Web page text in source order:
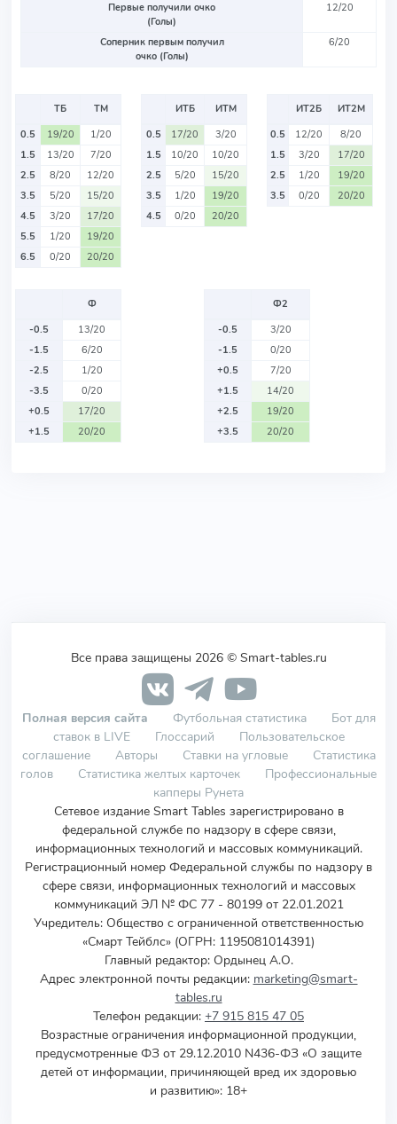
Первые получили очко
(Голы)
12/20
Соперник первым получил
очко (Голы)
6/20
ТБ
ТМ
0.5
19/20
1/20
1.5
13/20
7/20
2.5
8/20
12/20
3.5
5/20
15/20
4.5
3/20
17/20
5.5
1/20
19/20
6.5
0/20 20/20
ИТБ
ИТМ
0.5
17/20
3/20
1.5
10/20
10/20
2.5
5/20
15/20
3.5
1/20
19/20
4.5
0/20 20/20
ИТ2Б
ИТ2М
0.5
12/20
8/20
1.5
3/20
17/20
2.5
1/20
19/20
3.5
0/20 20/20
Ф
-0.5
13/20
-1.5
6/20
-2.5
1/20
-3.5
0/20
+0.5
17/20
+1.5
20/20
Ф2
-0.5
3/20
-1.5
0/20
+0.5
7/20
+1.5
14/20
+2.5
19/20
+3.5
20/20
Все права защищены 2026 © Smart-tables.ru
Полная версия сайта Футбольная статистика
Бот для
ставок в LIVE
Глоссарий
Пользовательское
соглашение
Авторы Ставки на угловые
Статистика
голов
Статистика желтых карточек
Профессиональные
капперы Рунета
Сетевое издание Smart Tables зарегистрировано в
федеральной службе по надзору в сфере связи,
информационных технологий и массовых коммуникаций.
Регистрационный номер Федеральной службы по надзору в
сфере связи, информационных технологий и массовых
коммуникаций ЭЛ № ФС 77 - 80199 от 22.01.2021
Учредитель: Общество с ограниченной ответственностью
«Смарт Тейблс» (ОГРН: 1195081014391)
Главный редактор: Ордынец А.О.
Адрес электронной почты редакции: marketing@smart-
tables.ru
Телефон редакции: +7 915 815 47 05
Возрастные ограничения информационной продукции,
предусмотренные ФЗ от 29.12.2010 N436-ФЗ «О защите
детей от информации, причиняющей вред их здоровью
и развитию»: 18+